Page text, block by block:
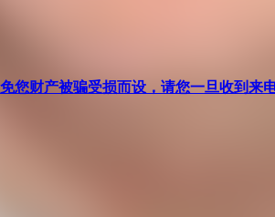
您财产被骗受损而设，请您一旦收到来